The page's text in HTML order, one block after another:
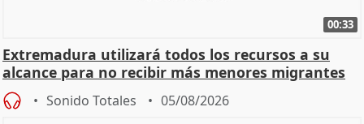
00:33
Extremadura utilizará todos los recursos a su
alcance para no recibir más menores migrantes
Sonido Totales 05/08/2026